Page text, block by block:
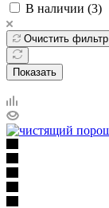
В наличии (3)
Очистить фильтр
Показать